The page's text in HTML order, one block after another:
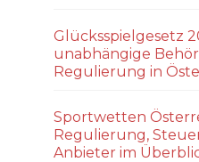
Glücksspielgesetz
unabhängige
Regulierung in
Sportwetten
Regulierung,
Anbieter im